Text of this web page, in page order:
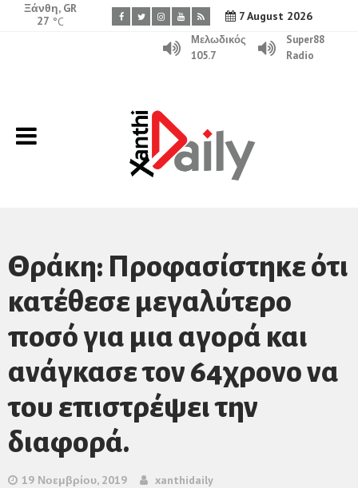
7 August 2026
Ξάνθη, GR
27 °C
Μελωδικός
105.7
Super88
Radio
Θράκη: Προφασίστηκε ότι
κατέθεσε μεγαλύτερο
ποσό για μια αγορά και
ανάγκασε τον 64χρονο να
του επιστρέψει την
διαφορά.
19 Νοεμβρίου, 2019 xanthidaily